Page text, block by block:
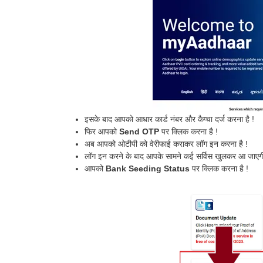
इसके बाद आपको आधार कार्ड नंबर और कैप्चा दर्ज करना है !
फिर आपकोSend OTP पर क्लिक करना है !
अब आपको ओटीपी को वेरीफाई कराकर लॉग इन करना है !
लॉग इन करने के बाद आपके सामने कई सर्विस खुलकर आ
आपको Bank Seeding Status पर क्लिक करना है !